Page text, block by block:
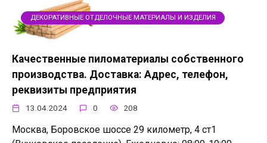
ДЕКОРАТИВНЫЕ ОТДЕЛОЧНЫЕ МАТЕРИАЛЫ И ИЗДЕЛИЯ
Качественные пиломатериалы собственного
производства. Доставка: Адрес, телефон,
реквизиты предприятия
13.04.2024 0 208
Москва, Боровское шоссе 29 километр, 4 ст1